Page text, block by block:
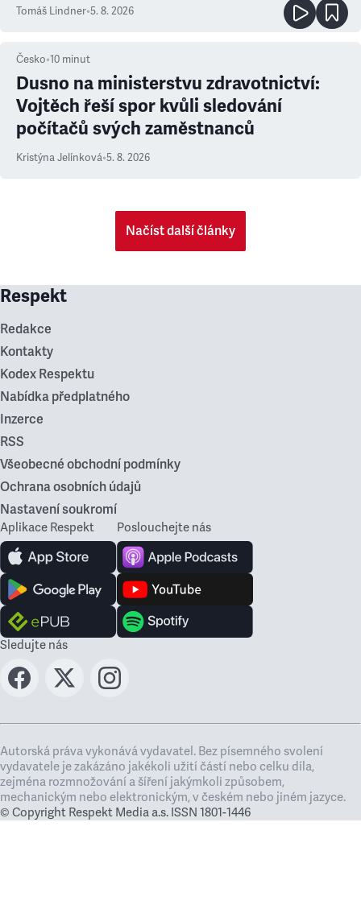
Tomáš Lindner•5. 8. 2026
Česko•10 minut
Dusno na ministerstvu zdravotnictví:
Vojtěch řeší spor kvůli sledování
počítačů svých zaměstnanců
Kristýna Jelínková•5. 8. 2026
Načíst další články
Respekt
Redakce
Kontakty
Kodex Respektu
Nabídka předplatného
Inzerce
RSS
Všeobecné obchodní podmínky
Ochrana osobních údajů
Nastavení soukromí
Aplikace Respekt Poslouchejte nás
Sledujte nás
Autorská práva vykonává vydavatel. Bez písemného svolení
vydavatele je zakázáno jakékoli užití částí nebo celku díla,
zejména rozmnožování a šíření jakýmkoli způsobem,
mechanickým nebo elektronickým, v českém nebo jiném jazyce.
© Copyright Respekt Media a.s. ISSN 1801-1446